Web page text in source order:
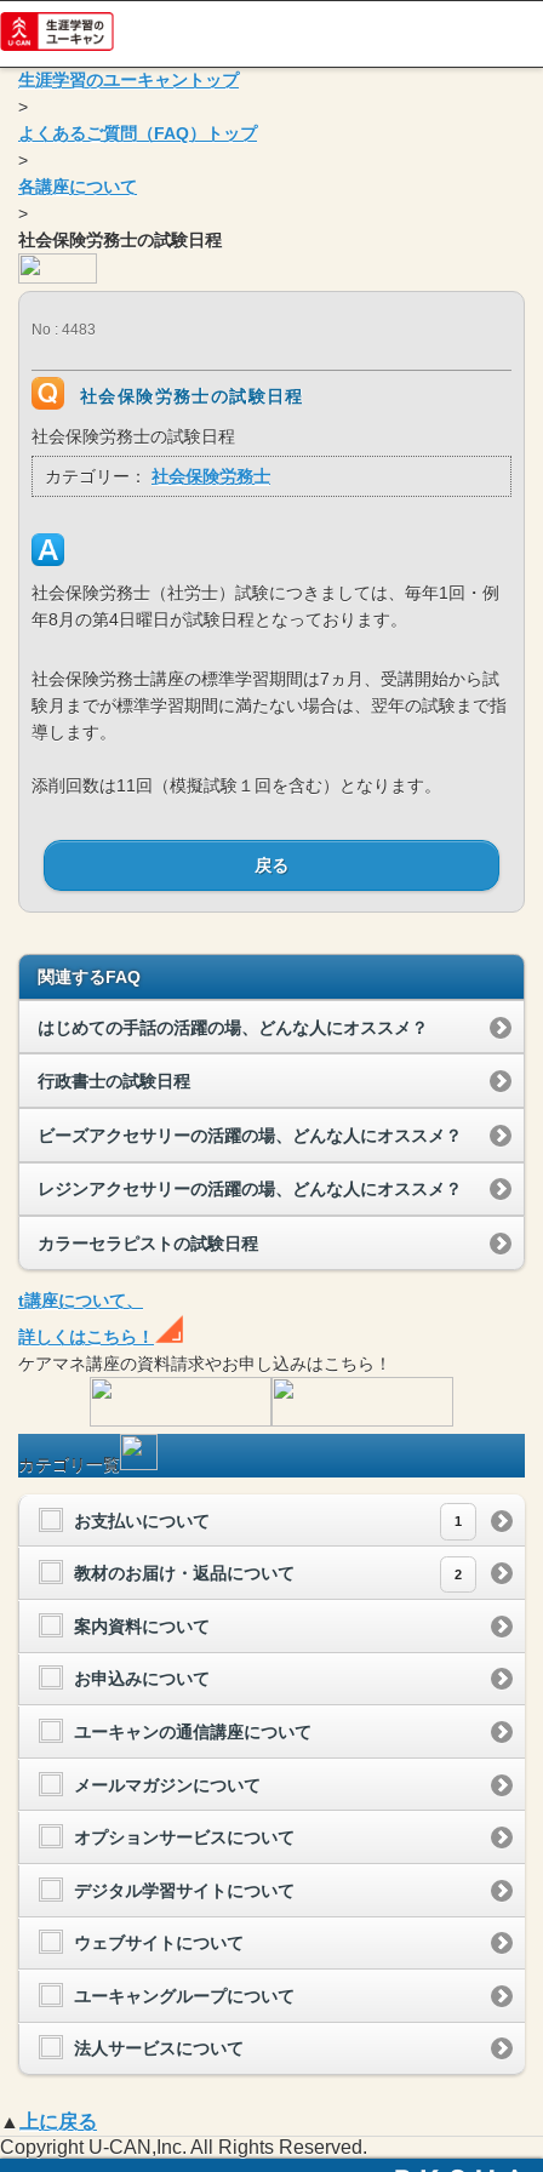
生涯学習のユーキャントップ
>
よくあるご質問（FAQ）トップ
>
各講座について
>
社会保険労務士の試験日程
No : 4483
社会保険労務士の試験日程
社会保険労務士の試験日程
カテゴリー： 社会保険労務士
社会保険労務士（社労士）試験につきましては、毎年1回・例
年8月の第4日曜日が試験日程となっております。
社会保険労務士講座の標準学習期間は7ヵ月、受講開始から試
験月までが標準学習期間に満たない場合は、翌年の試験まで指
導します。
添削回数は11回（模擬試験１回を含む）となります。
戻る
関連するFAQ
はじめての手話の活躍の場、どんな人にオススメ？
行政書士の試験日程
ビーズアクセサリーの活躍の場、どんな人にオススメ？
レジンアクセサリーの活躍の場、どんな人にオススメ？
カラーセラピストの試験日程
t講座について、
詳しくはこちら！
ケアマネ講座の資料請求やお申し込みはこちら！
カテゴリ一覧
お支払いについて 1
教材のお届け・返品について 2
案内資料について
お申込みについて
ユーキャンの通信講座について
メールマガジンについて
オプションサービスについて
デジタル学習サイトについて
ウェブサイトについて
ユーキャングループについて
法人サービスについて
▲
上に戻る
Copyright U-CAN,Inc. All Rights Reserved.